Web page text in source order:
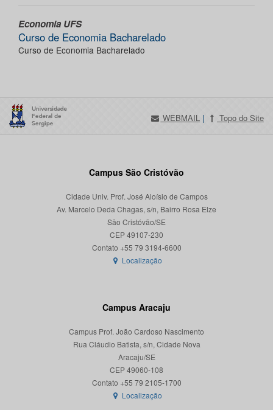
Economia UFS
Curso de Economia Bacharelado
Curso de Economia Bacharelado
WEBMAIL | Topo do Site
Campus São Cristóvão
Cidade Univ. Prof. José Aloísio de Campos
Av. Marcelo Deda Chagas, s/n, Bairro Rosa Elze
São Cristóvão/SE
CEP 49107-230
Localização
Campus Aracaju
Campus Prof. João Cardoso Nascimento
Rua Cláudio Batista, s/n, Cidade Nova
Aracaju/SE
CEP 49060-108
Localização